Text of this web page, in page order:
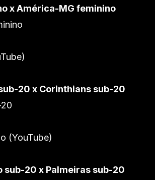
x América-MG feminino
20 x Corinthians sub-20
(YouTube)
sub-20 x Palmeiras sub-20